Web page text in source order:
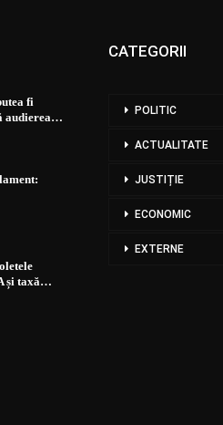
fi
audierea…
și taxă…
CATEGORII
POLITIC
ACTUALITATE
JUSTIȚIE
ECONOMIC
EXTERNE